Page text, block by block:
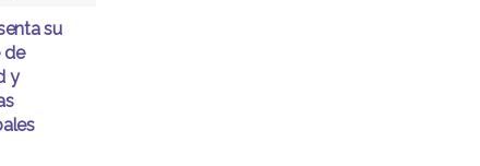
su
de
y